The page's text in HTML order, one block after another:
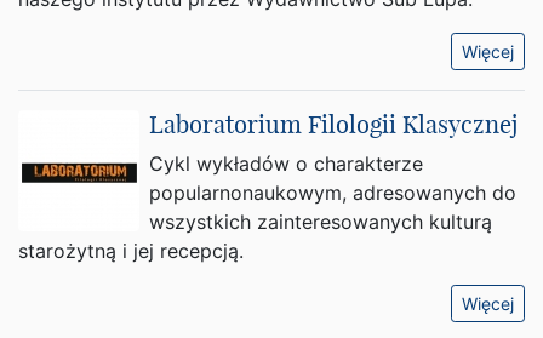
Więcej
Laboratorium Filologii Klasycznej
Cykl wykładów o charakterze
popularnonaukowym, adresowanych do
wszystkich zainteresowanych kulturą
starożytną i jej recepcją.
Więcej